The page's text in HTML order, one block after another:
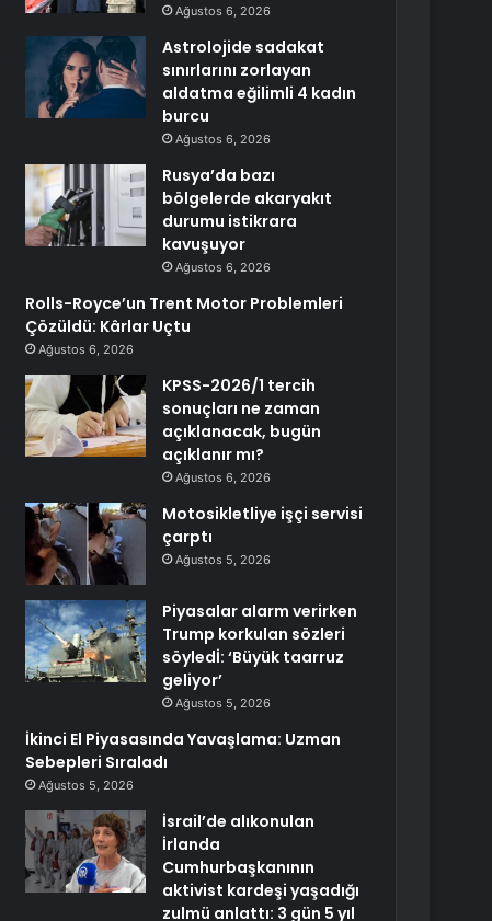
Ağustos 6, 2026
Astrolojide sadakat
sınırlarını zorlayan
aldatma eğilimli 4 kadın
burcu
Ağustos 6, 2026
Rusya’da bazı
bölgelerde akaryakıt
durumu istikrara
kavuşuyor
Ağustos 6, 2026
Rolls-Royce’un Trent Motor Problemleri
Çözüldü: Kârlar Uçtu
Ağustos 6, 2026
KPSS-2026/1 tercih
sonuçları ne zaman
açıklanacak, bugün
açıklanır mı?
Ağustos 6, 2026
Motosikletliye işçi servisi
çarptı
Ağustos 5, 2026
Piyasalar alarm verirken
Trump korkulan sözleri
söyledİ: ‘Büyük taarruz
geliyor’
Ağustos 5, 2026
İkinci El Piyasasında Yavaşlama: Uzman
Sebepleri Sıraladı
Ağustos 5, 2026
İsrail’de alıkonulan
İrlanda
Cumhurbaşkanının
aktivist kardeşi yaşadığı
zulmü anlattı: 3 gün 5 yıl